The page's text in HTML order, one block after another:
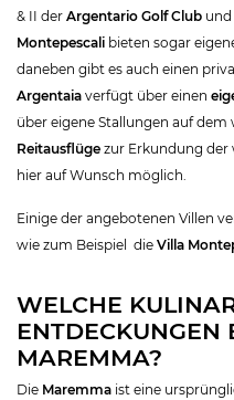
& II der Argentario Golf Club und
Montepescali bieten sogar
daneben gibt es auch einen
Argentaia verfügt über einen
über eigene Stallungen auf
Reitausflüge zur Erkundung
hier auf Wunsch möglich.
Einige der angebotenen Villen
wie zum Beispiel die Villa
WELCHE
ENTDECKUNGEN
MAREMMA?
Die Maremma ist eine